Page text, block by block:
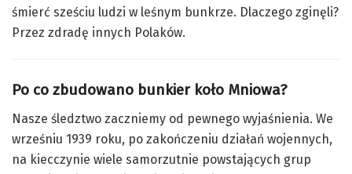
śmierć sześciu ludzi w leśnym bunkrze. Dlaczego zginęli?
Przez zdradę innych Polaków.
Po co zbudowano bunkier koło Mniowa?
Nasze śledztwo zaczniemy od pewnego wyjaśnienia. We
wrześniu 1939 roku, po zakończeniu działań wojennych,
na kiecczynie wiele samorzutnie powstających grup